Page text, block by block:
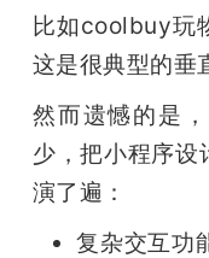
比如coolbuy玩
这是很典型的垂
然而遗憾的是
少，把小程序设
演了遍：
复杂交互功